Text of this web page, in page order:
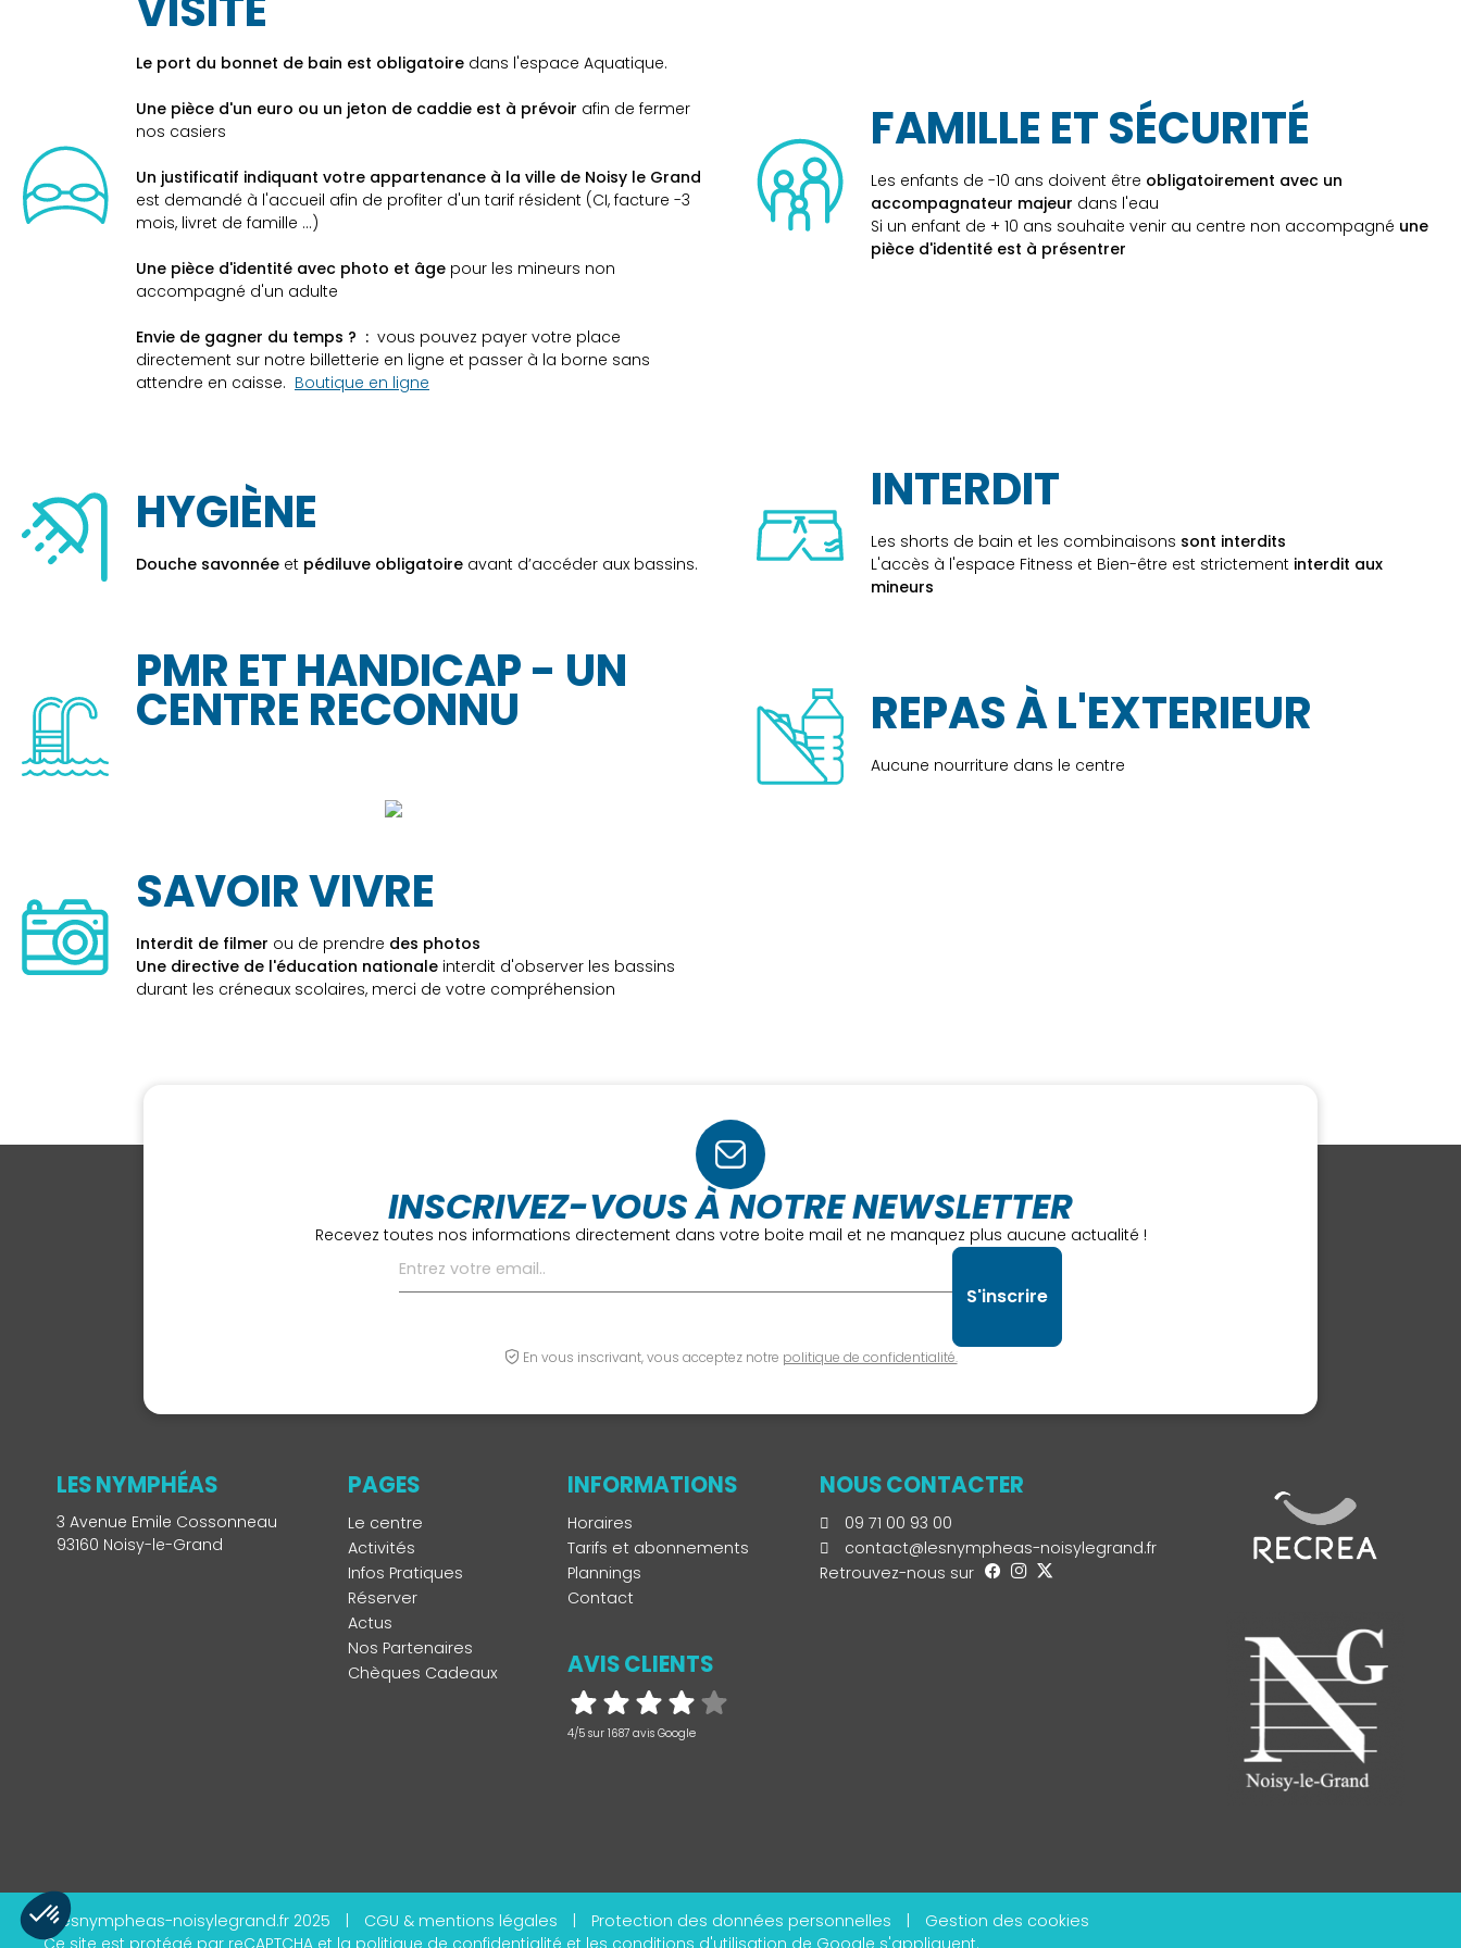
Le port du bonnet de bain est obligatoire dans l'espace Aquatique.
Une pièce d'un euro ou un jeton de caddie est à prévoir afin de fermer
nos casiers
Un justificatif indiquant votre appartenance à la ville de Noisy le Grand
est demandé à l'accueil afin de profiter d'un tarif résident (CI, facture -3
mois, livret de famille ...)
Une pièce d'identité avec photo et âge pour les mineurs non
accompagné d'un adulte
Envie de gagner du temps ? : vous pouvez payer votre place
directement sur notre billetterie en ligne et passer à la borne sans
attendre en caisse. Boutique en ligne
FAMILLE ET SÉCURITÉ
Les enfants de -10 ans doivent être obligatoirement avec un
accompagnateur majeur dans l'eau
Si un enfant de + 10 ans souhaite venir au centre non accompagné une
pièce d'identité est à présentrer
HYGIÈNE
Douche savonnée et pédiluve obligatoire avant d’accéder aux bassins.
INTERDIT
Les shorts de bain et les combinaisons sont interdits
L'accès à l'espace Fitness et Bien-être est strictement interdit aux
mineurs
PMR ET HANDICAP - UN
CENTRE RECONNU REPAS À L'EXTERIEUR
Aucune nourriture dans le centre
SAVOIR VIVRE
Interdit de filmer ou de prendre des photos
Une directive de l'éducation nationale interdit d'observer les bassins
durant les créneaux scolaires, merci de votre compréhension
INSCRIVEZ-VOUS À NOTRE NEWSLETTER
Recevez toutes nos informations directement dans votre boite mail et ne manquez plus aucune actualité !
En vous inscrivant, vous acceptez notre politique de confidentialité.
LES NYMPHÉAS
3 Avenue Emile Cossonneau
93160 Noisy-le-Grand
PAGES
Le centre
Activités
Infos Pratiques
Réserver
Actus
Nos Partenaires
Chèques Cadeaux
INFORMATIONS
Horaires
Tarifs et abonnements
Plannings
Contact
AVIS CLIENTS
4/5 sur 1687 avis Google
NOUS CONTACTER
09 71 00 93 00
contact@lesnympheas-noisylegrand.fr
Retrouvez-nous sur
©lesnympheas-noisylegrand.fr 2025 CGU & mentions légales Protection des données personnelles
Gestion des cookies